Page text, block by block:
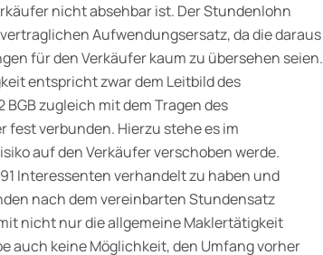
nicht absehbar ist. Der Stundenlohn
Aufwendungsersatz, da die daraus
für den Verkäufer kaum zu übersehen seien.
entspricht zwar dem Leitbild des
zugleich mit dem Tragen des
fest verbunden. Hier­zu stehe es im
auf den Verkäufer verschoben werde.
Interessenten verhandelt zu haben und
nach dem vereinbarten Stundensatz
nicht nur die allgemeine Maklertätigkeit
auch keine Möglichkeit, den Umfang vorher